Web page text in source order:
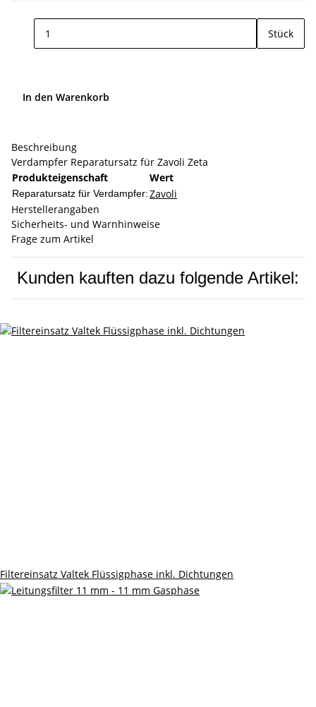
Stück
In den Warenkorb
Beschreibung
Verdampfer Reparatursatz für Zavoli Zeta
Produkteigenschaft
Wert
Reparatursatz für Verdampfer:Zavoli
Herstellerangaben
Sicherheits- und Warnhinweise
Frage zum Artikel
Kunden kauften dazu folgende Artikel:
Filtereinsatz Valtek Flüssigphase inkl. Dichtungen